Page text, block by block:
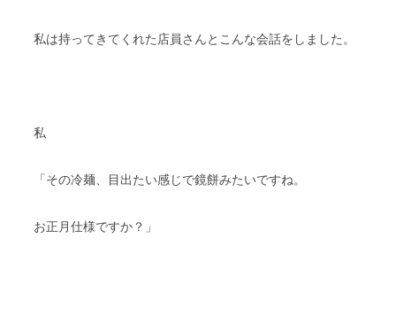
私は持ってきてくれた店員さんとこんな会話をしました。
私
「その冷麺、目出たい感じで鏡餅みたいですね。
お正月仕様ですか？」